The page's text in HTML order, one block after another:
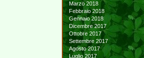
Marzo 2018
Febbraio 2018
Gennaio 2018
Dicembre 2017
Ottobre 2017
Settembre 2017
Agosto 2017
Luglio 2017